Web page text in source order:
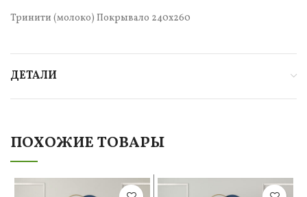
Тринити (молоко) Покрывало 240х260
ДЕТАЛИ
ПОХОЖИЕ ТОВАРЫ